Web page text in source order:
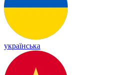
українська